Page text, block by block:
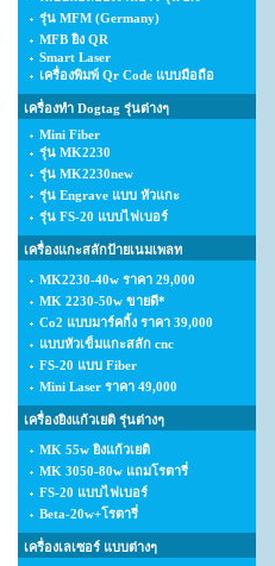
รุ่น MFM (Germany)
MFB ยิง QR
Smart Laser
เครื่องพิมพ์ Qr Code แบบมือถือ
เครื่องทำ Dogtag รุ่นต่างๆ
Mini Fiber
รุ่น MK2230
รุ่น MK2230new
รุ่น Engrave แบบ หัวแกะ
รุ่น FS-20 แบบไฟเบอร์
เครื่องแกะสลักป้ายเนมเพลท
MK2230-40w ราคา 29,000
MK 2230-50w ขายดี*
Co2 แบบมาร์คกิ้ง ราคา 39,000
แบบหัวเข็มแกะสลัก cnc
FS-20 แบบ Fiber
Mini Laser ราคา 49,000
เครื่องยิงแก้วเยติ รุ่นต่างๆ
MK 55w ยิงแก้วเยติ
MK 3050-80w แถมโรตารี่
FS-20 แบบไฟเบอร์
Beta-20w+โรตารี่
เครื่องเลเซอร์ แบบต่างๆ